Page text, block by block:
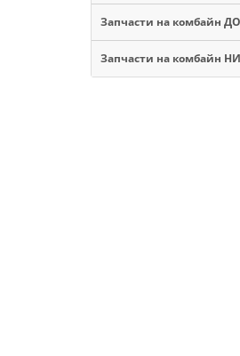
Запчасти на комбайн
Запчасти на комбайн